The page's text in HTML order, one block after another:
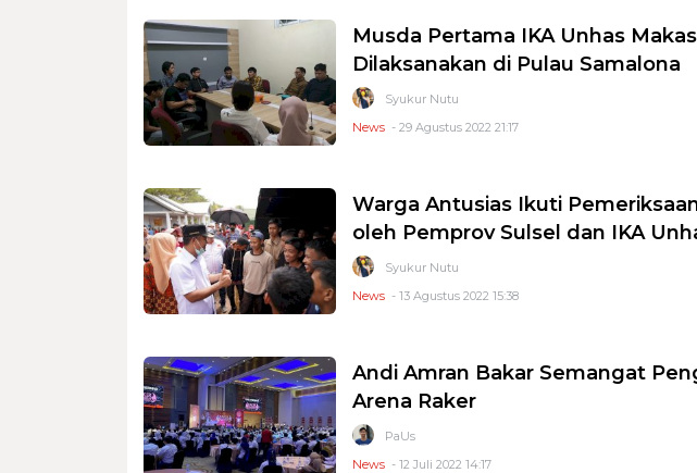
Musda Pertama IKA Unhas
Dilaksanakan di Pulau Samalona
Syukur Nutu
News - 29 Agustus 2022 21:17
Warga Antusias Ikuti
oleh Pemprov Sulsel dan IKA
Syukur Nutu
News - 13 Agustus 2022 15:38
Andi Amran Bakar Semangat
Arena Raker
PaUs
News - 12 Juli 2022 14:17